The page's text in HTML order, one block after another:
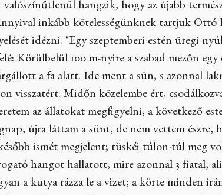
valószínűtlenül hangzik, hogy az újabb
inkább kötelességünknek tartjuk Ottó
idézni. "Egy szeptemberi estén üregi
Körülbelül 100 m-nyire a szabad mezőn egy
a fa alatt. Ide ment a sün, s azonnal
visszatért. Midőn közelembe ért,
az állatokat megfigyelni, a következő
újra láttam a sünt, de nem vettem észre,
ismét megjelent; tüskéi túlon-túl meg
hangot hallatott, mire azonnal 3 fiatal,
a kutya rázza le a vizet; a körte minden